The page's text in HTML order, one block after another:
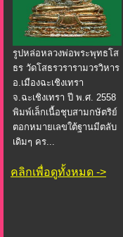
รูปหล่อหลวงพ่อพระพุทธโส
ธร วัดโสธรวรารามวรวิหาร
อ.เมืองฉะเชิงเทรา
จ.ฉะเชิงเทรา ปี พ.ศ. 2558
พิมพ์เล็กเนื้อชุบสามกษัตริย์
ตอกหมายเลขใต้ฐานมีตลับ
เดิมๆ คร...
คลิกเพื่อดูทั้งหมด ->